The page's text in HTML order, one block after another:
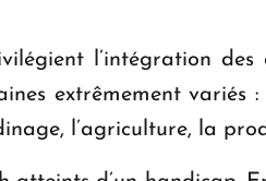
l’intégration
extrêmement variés
l’agriculture, la